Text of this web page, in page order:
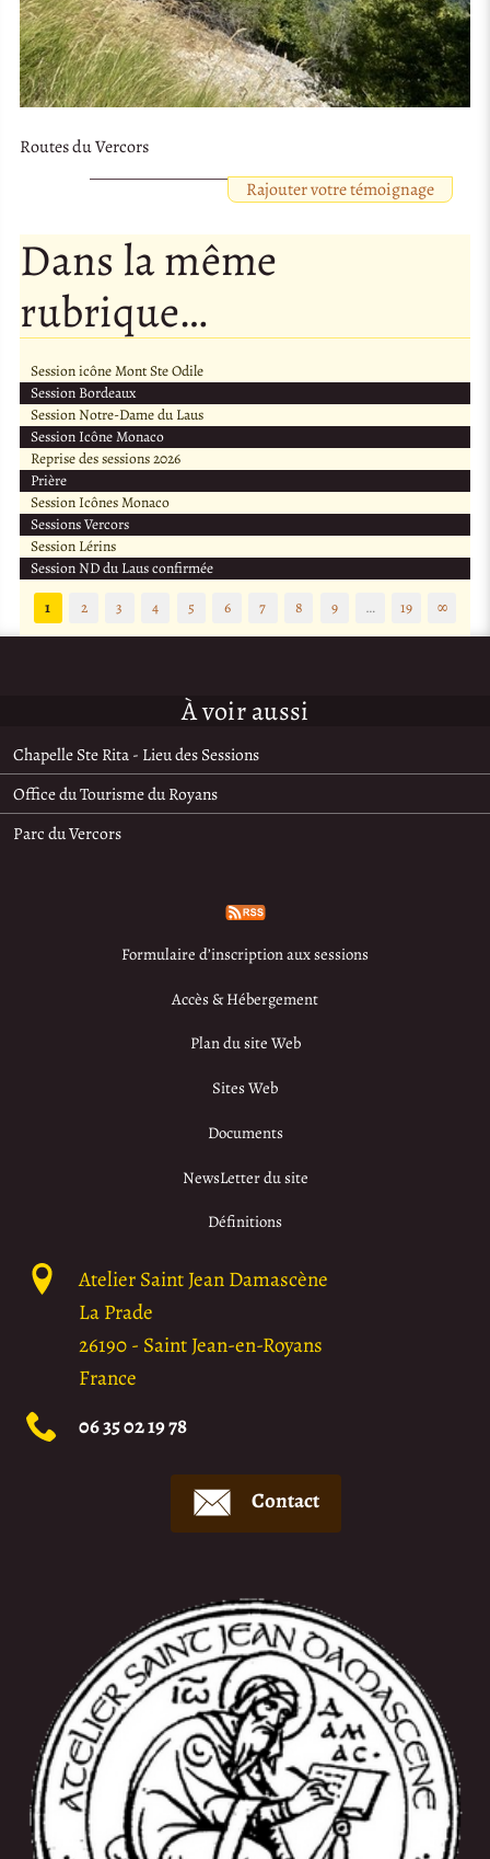
Routes du Vercors
Rajouter votre témoignage
Dans la même
rubrique…
Session icône Mont Ste Odile
Session Bordeaux
Session Notre-Dame du Laus
Session Icône Monaco
Reprise des sessions 2026
Prière
Session Icônes Monaco
Sessions Vercors
Session Lérins
Session ND du Laus confirmée
1
2 3 4 5 6 7 8 9 … 19 ∞
À voir aussi
Chapelle Ste Rita - Lieu des Sessions
Office du Tourisme du Royans
Parc du Vercors
Formulaire d’inscription aux sessions
Accès & Hébergement
Plan du site Web
Sites Web
Documents
NewsLetter du site
Définitions
Atelier Saint Jean Damascène
La Prade
26190- Saint Jean-en-Royans
France
06 35 02 19 78
Contact